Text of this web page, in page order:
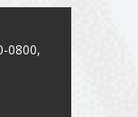
0800,